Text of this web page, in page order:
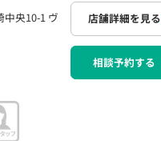
中央10-1 ヴ 店舗詳細を見る
相談予約する